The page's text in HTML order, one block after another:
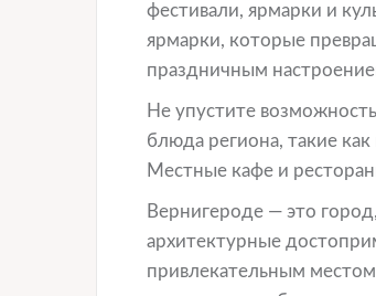
фестивали, ярмарки и
ярмарки, которые
праздничным
Не упустите
блюда региона, такие
Местные кафе и
Вернигероде — это
архитектурные
привлекательным